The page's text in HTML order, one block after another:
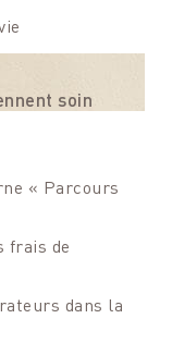
soin
« Parcours
frais de
dans la